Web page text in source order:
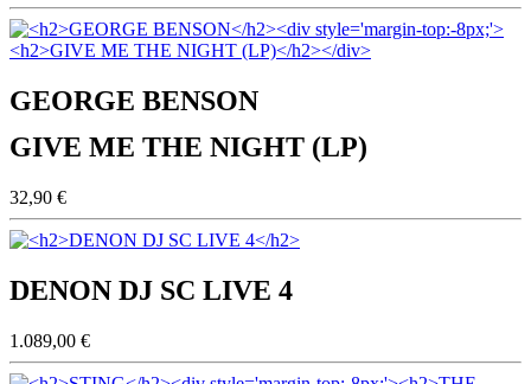
GEORGE BENSON
GIVE ME THE NIGHT (LP)
32,90 €
DENON DJ SC LIVE 4
1.089,00 €